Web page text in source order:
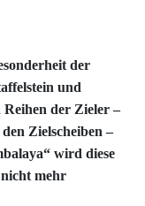
der
und
Reihen der Zieler –
Zielscheiben –
wird diese
mehr